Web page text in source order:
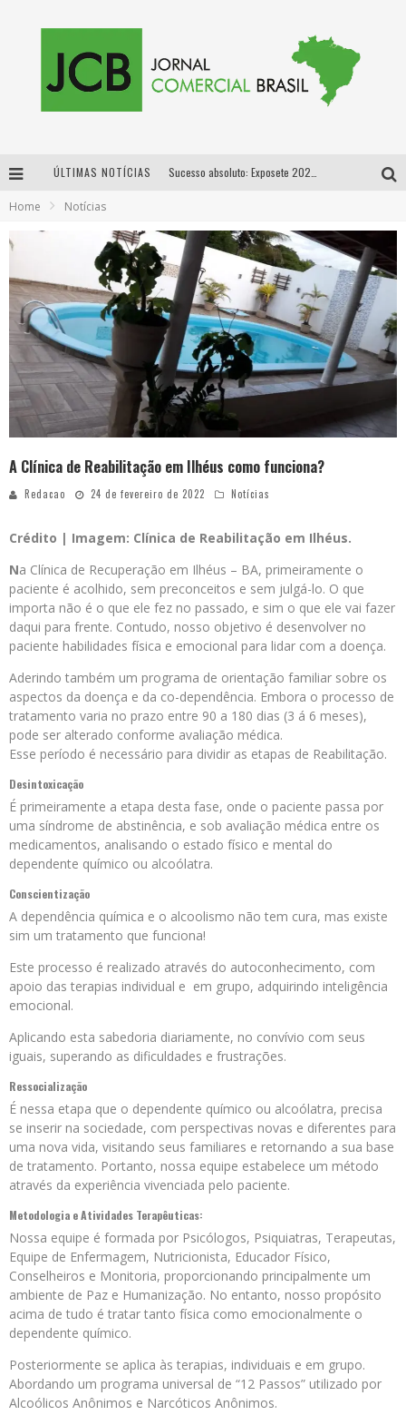
ÚLTIMAS NOTÍCIAS
Designer mineira lança jogo educativo sobre coleta seletiva na maior feira de jogos de tabuleiro da América Latina
Proibida anuncia retorno da Puro Malte Extra e consolida trajetória de democratização cervejeira no Brasil
Home Notícias
A Clínica de Reabilitação em Ilhéus como funciona?
Redacao 24 de fevereiro de 2022 Notícias
Crédito | Imagem: Clínica de Reabilitação em Ilhéus.
Na Clínica de Recuperação em Ilhéus – BA, primeiramente o
paciente é acolhido, sem preconceitos e sem julgá-lo. O que
importa não é o que ele fez no passado, e sim o que ele vai fazer
daqui para frente. Contudo, nosso objetivo é desenvolver no
paciente habilidades física e emocional para lidar com a doença.
Aderindo também um programa de orientação familiar sobre os
aspectos da doença e da co-dependência. Embora o processo de
tratamento varia no prazo entre 90 a 180 dias (3 á 6 meses),
pode ser alterado conforme avaliação médica.
Esse período é necessário para dividir as etapas de Reabilitação.
Desintoxicação
É primeiramente a etapa desta fase, onde o paciente passa por
uma síndrome de abstinência, e sob avaliação médica entre os
medicamentos, analisando o estado físico e mental do
dependente químico ou alcoólatra.
Conscientização
A dependência química e o alcoolismo não tem cura, mas existe
sim um tratamento que funciona!
Este processo é realizado através do autoconhecimento, com
apoio das terapias individual e em grupo, adquirindo inteligência
emocional.
Aplicando esta sabedoria diariamente, no convívio com seus
iguais, superando as dificuldades e frustrações.
Ressocialização
É nessa etapa que o dependente químico ou alcoólatra, precisa
se inserir na sociedade, com perspectivas novas e diferentes para
uma nova vida, visitando seus familiares e retornando a sua base
de tratamento. Portanto, nossa equipe estabelece um método
através da experiência vivenciada pelo paciente.
Metodologia e Atividades Terapêuticas:
Nossa equipe é formada por Psicólogos, Psiquiatras, Terapeutas,
Equipe de Enfermagem, Nutricionista, Educador Físico,
Conselheiros e Monitoria, proporcionando principalmente um
ambiente de Paz e Humanização. No entanto, nosso propósito
acima de tudo é tratar tanto física como emocionalmente o
dependente químico.
Posteriormente se aplica às terapias, individuais e em grupo.
Abordando um programa universal de “12 Passos” utilizado por
Alcoólicos Anônimos e Narcóticos Anônimos.